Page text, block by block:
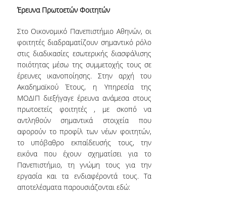
ΣΠΟΥΔΕΣ
ΑΠΟΦΟΙΤΩΝ ΣΕ
ΠΑΝΕΠΙΣΤΗΜΙΑ
ΤΟΥ ΕΞΩΤΕΡΙΚΟΥ
ΣΥΛΛΟΓΟΙ
ΑΠΟΦΟΙΤΩΝ
ALUMNI AUEB
ΕΠΙΚΟΙΝΩΝΙΑ
Έρευνα Πρωτοετών Φοιτητών
Στο Οικονομικό Πανεπιστήμιο Αθηνών, οι
φοιτητές διαδραματίζουν σημαντικό ρόλο
στις διαδικασίες εσωτερικής διασφάλισης
ποιότητας μέσω της συμμετοχής τους σε
έρευνες ικανοποίησης. Στην αρχή του
Ακαδημαϊκού Έτους, η Υπηρεσία της
ΜΟΔΙΠ διεξήγαγε έρευνα ανάμεσα στους
πρωτοετείς φοιτητές , με σκοπό να
αντληθούν σημαντικά στοιχεία που
αφορούν το προφίλ των νέων φοιτητών,
το υπόβαθρο εκπαίδευσής τους, την
εικόνα που έχουν σχηματίσει για το
Πανεπιστήμιο, τη γνώμη τους για την
εργασία και τα ενδιαφέροντά τους. Τα
αποτελέσματα παρουσιάζονται εδώ: